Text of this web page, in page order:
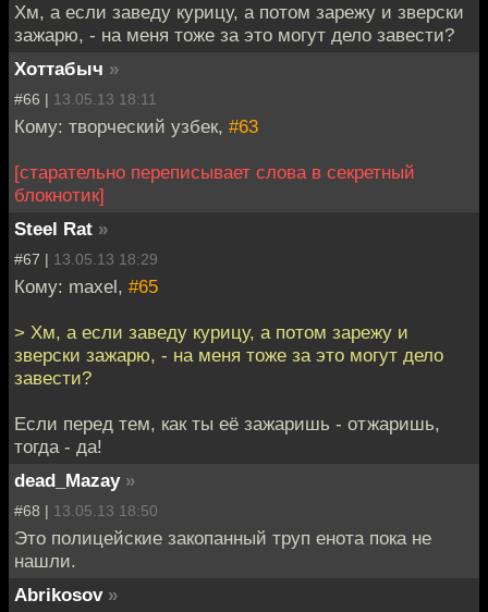
Хм, а если заведу курицу, а потом зарежу и зверски
зажарю, - на меня тоже за это могут дело завести?
Хоттабыч »
#66 | 13.05.13 18:11
Кому: творческий узбек, #63
[старательно переписывает слова в секретный
блокнотик]
Steel Rat »
#67 | 13.05.13 18:29
Кому: maxel, #65
> Хм, а если заведу курицу, а потом зарежу и
зверски зажарю, - на меня тоже за это могут дело
завести?
Если перед тем, как ты её зажаришь - отжаришь,
тогда - да!
dead_Mazay »
#68 | 13.05.13 18:50
Это полицейские закопанный труп енота пока не
нашли.
Abrikosov »